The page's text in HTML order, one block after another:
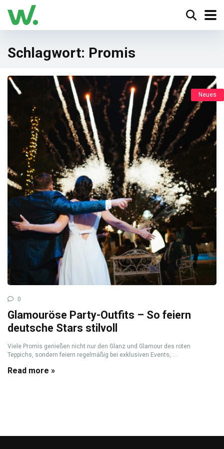
Schlagwort: Promis
Neues
0
Glamouröse Party-Outfits – So feiern
deutsche Stars stilvoll
Viele Promis genießen nicht nur den Glanz und Glamour des roten
Teppichs, sondern feiern regelmäßig bei exklusiven Events, ...
Read more »